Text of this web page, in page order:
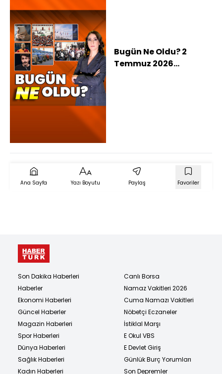
Bugün Ne Oldu? 2
Temmuz 2026
Ana Sayfa Yazı Boyutu Paylaş Favoriler
Son Dakika Haberleri
Haberler
Ekonomi Haberleri
Güncel Haberler
Magazin Haberleri
Spor Haberleri
Dünya Haberleri
Sağlık Haberleri
Kadın Haberleri
Canlı Borsa
Namaz Vakitleri 2026
Cuma Namazı Vakitleri
Nöbetçi Eczaneler
İstiklal Marşı
E Okul VBS
E Devlet Giriş
Günlük Burç Yorumları
Son Depremler